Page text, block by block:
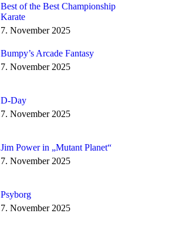
Best of the Best Championship
Karate
7. November 2025
Bumpy’s Arcade Fantasy
7. November 2025
D-Day
7. November 2025
Jim Power in „Mutant Planet“
7. November 2025
Psyborg
7. November 2025